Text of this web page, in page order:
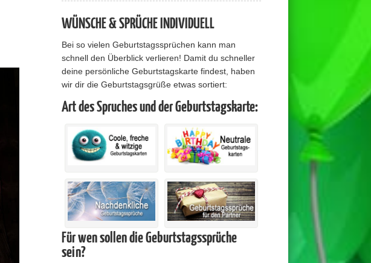
WÜNSCHE & SPRÜCHE INDIVIDUELL
Bei so vielen Geburtstagssprüchen kann man
schnell den Überblick verlieren! Damit du schneller
deine persönliche Geburtstagskarte findest, haben
wir dir die Geburtstagsgrüße etwas sortiert:
Art des Spruches und der Geburtstagskarte:
Für wen sollen die Geburtstagssprüche
sein?